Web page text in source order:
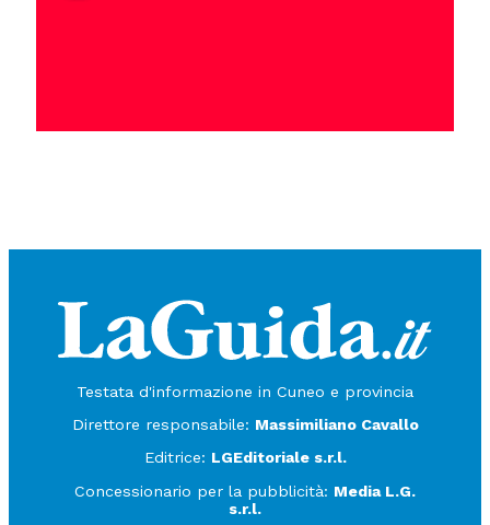
Testata d'informazione in Cuneo e provincia
Direttore responsabile: Massimiliano Cavallo
Editrice: LGEditoriale s.r.l.
Concessionario per la pubblicità: Media L.G.
s.r.l.